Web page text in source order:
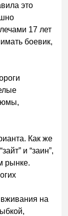
это
17 лет
боевик,
Как же
и “заин”,
рынке.
вживания на